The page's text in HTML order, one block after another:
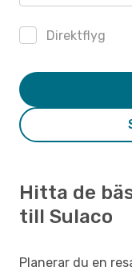
Direktflyg
Hitta de
till Sulaco
Planerar du en